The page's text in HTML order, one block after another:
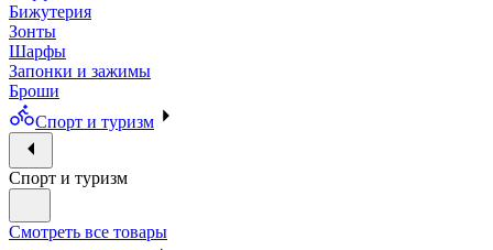
Бижутерия
Зонты
Шарфы
Запонки и зажимы
Броши
Спорт и туризм
Спорт и туризм
Смотреть все товары